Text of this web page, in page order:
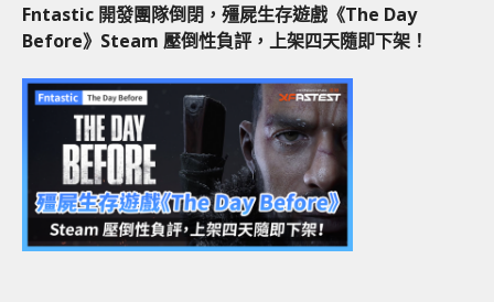
Fntastic 開發團隊倒閉，殭屍生存遊戲《The Day
Before》Steam 壓倒性負評，上架四天隨即下架！